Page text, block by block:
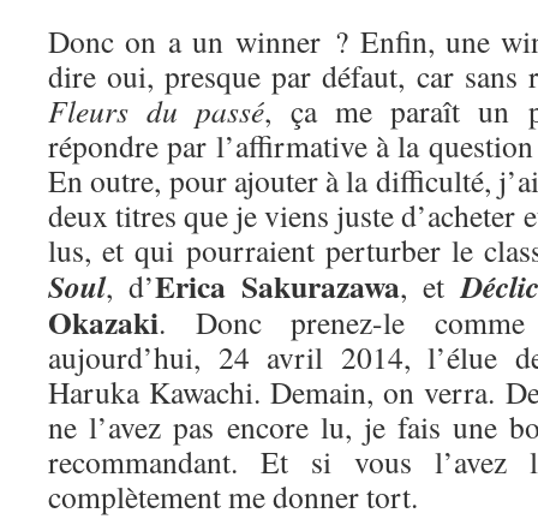
Donc on a un winner ? Enfin, une
dire oui, presque par défaut, car sans
Fleurs du passé, ça me paraît un
répondre par l’affirmative à la
En outre, pour ajouter à la difficulté,
deux titres que je viens juste d’acheter
lus, et qui pourraient perturber le
Soul, d’Erica Sakurazawa, et
Okazaki. Donc prenez-le
aujourd’hui, 24 avril 2014, l’élue
Haruka Kawachi. Demain, on verra.
ne l’avez pas encore lu, je fais une
recommandant. Et si vous l’avez
complètement me donner tort.